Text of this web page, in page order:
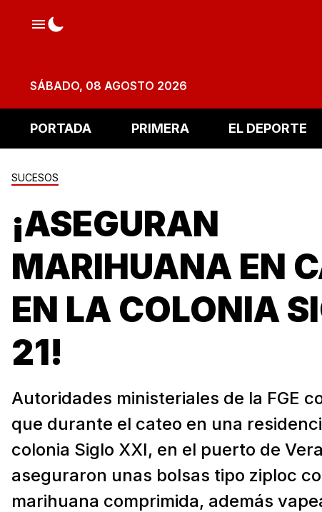
SÁBADO, 08 AGOSTO 2026
PORTADA PRIMERA EL DEPORTE
SUCESOS
¡ASEGURAN
MARIHUANA EN
EN LA COLONIA
21!
Autoridades ministeriales de la FGE
que durante el cateo en una
colonia Siglo XXI, en el puerto de
aseguraron unas bolsas tipo ziploc
marihuana comprimida, además